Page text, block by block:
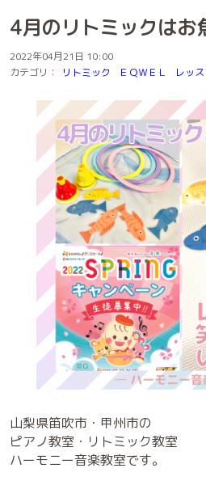
4月のリトミックはお
2022年04月21日 10:00
カテゴリ：
リトミック ＥＱＷＥＬ レッ
山梨県笛吹市・甲州市の
ピアノ教室・リトミック教室
ハーモニー音楽教室です。